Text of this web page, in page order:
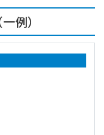
例）